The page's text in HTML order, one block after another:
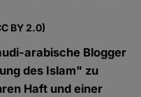
BY 2.0)
arabische Blogger
des Islam" zu
Haft und einer